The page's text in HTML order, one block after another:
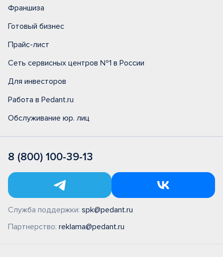
Франшиза
Готовый бизнес
Прайс-лист
Сеть сервисных центров №1 в России
Для инвесторов
Работа в Pedant.ru
Обслуживание юр. лиц
8 (800) 100-39-13
Служба поддержки: spk@pedant.ru
Партнерство: reklama@pedant.ru